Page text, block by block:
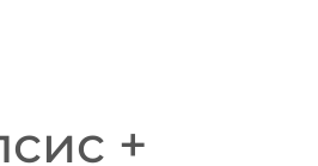
+